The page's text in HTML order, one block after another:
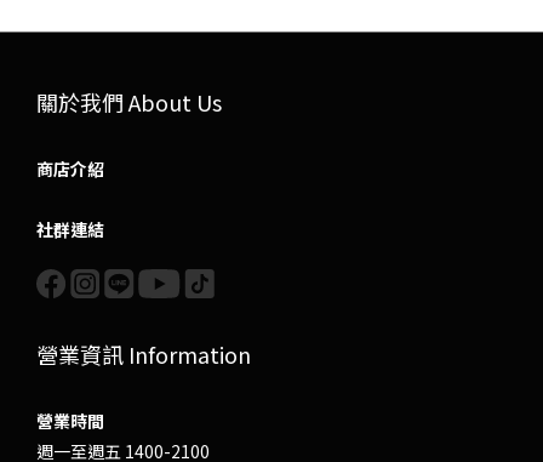
關於我們 About Us
商店介紹
社群連結
營業資訊 Information
營業時間
週一至週五 1400-2100